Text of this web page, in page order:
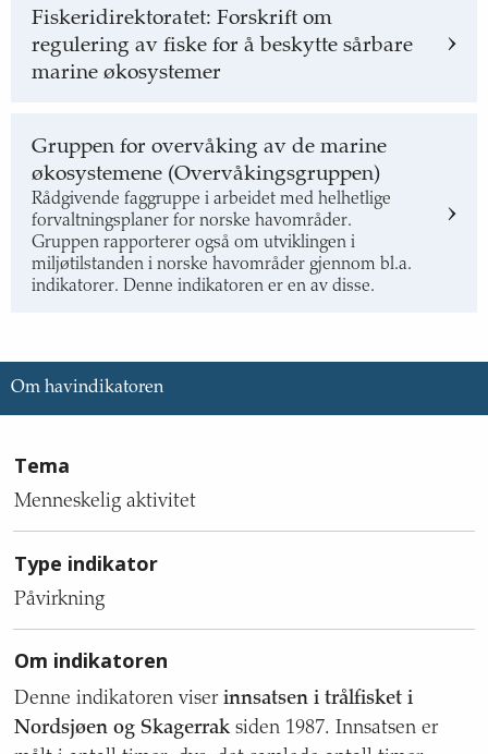
Fiskeridirektoratet: Forskrift om
regulering av fiske for å beskytte sårbare
marine økosystemer
Gruppen for overvåking av de marine
økosystemene (Overvåkingsgruppen)
Rådgivende faggruppe i arbeidet med helhetlige
forvaltningsplaner for norske havområder.
Gruppen rapporterer også om utviklingen i
miljøtilstanden i norske havområder gjennom bl.a.
indikatorer. Denne indikatoren er en av disse.
Om havindikatoren
om
indikatoren,
om
tema,
type
indikator,
om
mål
for
Tema
Menneskelig aktivitet
Type indikator
Påvirkning
Om indikatoren
Denne indikatoren viser innsatsen i trålfisket i
Nordsjøen og Skagerrak siden 1987. Innsatsen er